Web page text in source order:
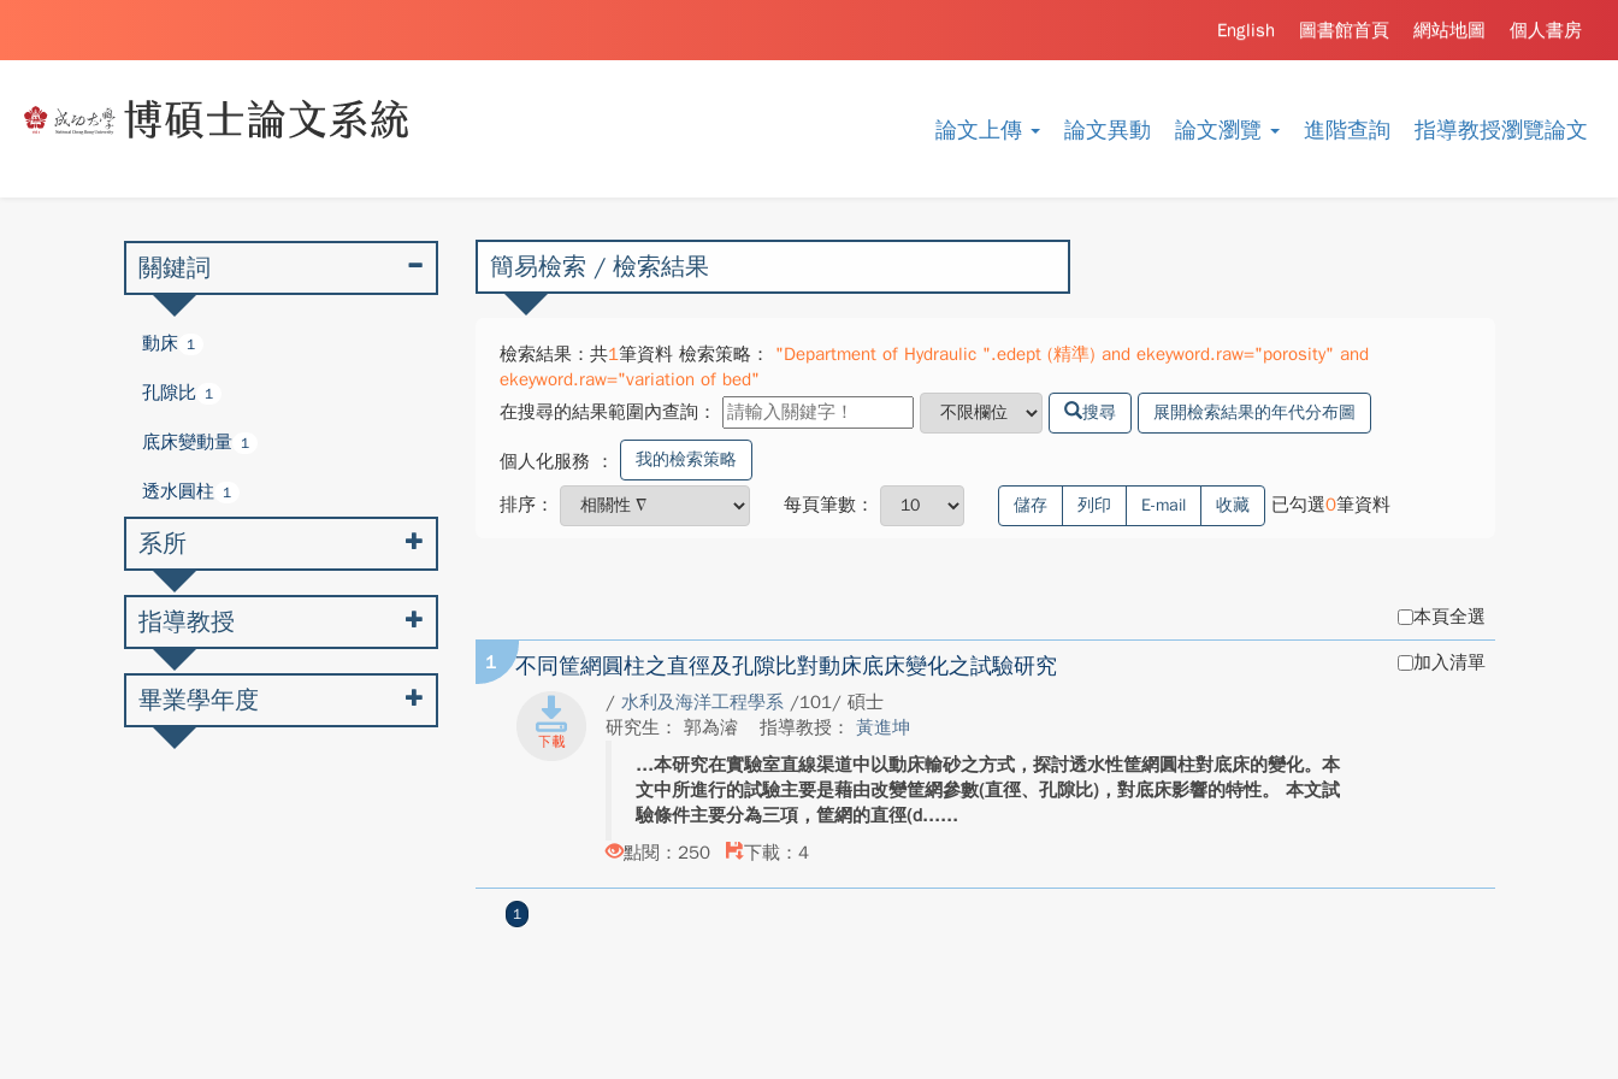
論文上傳 論文異動 論文瀏覽 進階查詢 指導教授瀏覽論文
個人書房
網站地圖
圖書館首頁
English
簡易檢索 / 檢索結果
檢索結果：共1筆資料 檢索策略：
"Department of Hydraulic ".edept (精準) and ekeyword.raw="porosity" and
ekeyword.raw="variation of bed"
在搜尋的結果範圍內查詢：
搜尋 展開檢索結果的年代分布圖
個人化服務 ： 我的檢索策略
排序： 每頁筆數： 儲存 列印 E-mail 收藏 已勾選0筆資料
本頁全選
1 不同筐網圓柱之直徑及孔隙比對動床底床變化之試驗研究
/ 水利及海洋工程學系 /101/ 碩士
研究生： 郭為濬
指導教授： 黃進坤
本研究在實驗室直線渠道中以動床輸砂之方式，探討透水性筐網圓柱對底床的變化。本
文中所進行的試驗主要是藉由改變筐網參數(直徑、孔隙比)，對底床影響的特性。 本文試
驗條件主要分為三項，筐網的直徑(d...
點閱：250
下載：4
加入清單
1
關鍵詞
動床 1
孔隙比 1
底床變動量 1
透水圓柱 1
系所
指導教授
畢業學年度